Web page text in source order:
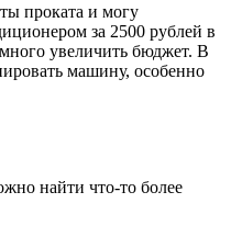
проката и могу
за 2500 рублей в
увеличить бюджет. В
машину, особенно
найти что-то более